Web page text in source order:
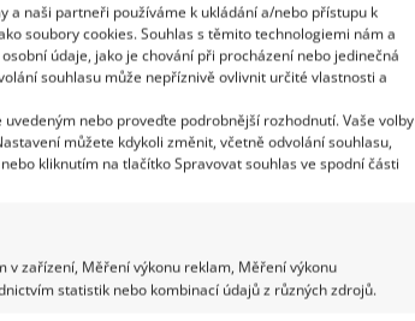
a naši partneři používáme k ukládání a/nebo přístupu k
soubory cookies. Souhlas s těmito technologiemi nám a
údaje, jako je chování při procházení nebo jedinečná
souhlasu může nepříznivě ovlivnit určité vlastnosti a
nebo proveďte podrobnější rozhodnutí. Vaše volby
můžete kdykoli změnit, včetně odvolání souhlasu,
kliknutím na tlačítko Spravovat souhlas ve spodní části
v zařízení, Měření výkonu reklam, Měření výkonu
statistik nebo kombinací údajů z různých zdrojů.